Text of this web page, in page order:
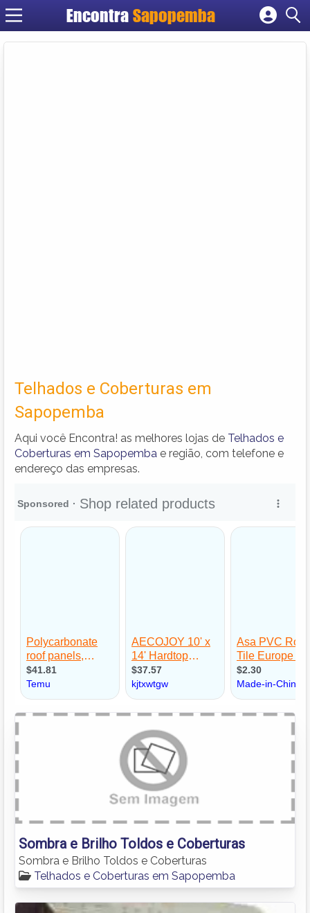
Encontra Sapopemba
Cadastrar empresa
Telhados e Coberturas em
Sapopemba
Aqui você Encontra! as melhores lojas de Telhados e
Coberturas em Sapopemba e região, com telefone e
endereço das empresas.
Sombra e Brilho Toldos e Coberturas
Sombra e Brilho Toldos e Coberturas
Telhados e Coberturas em Sapopemba